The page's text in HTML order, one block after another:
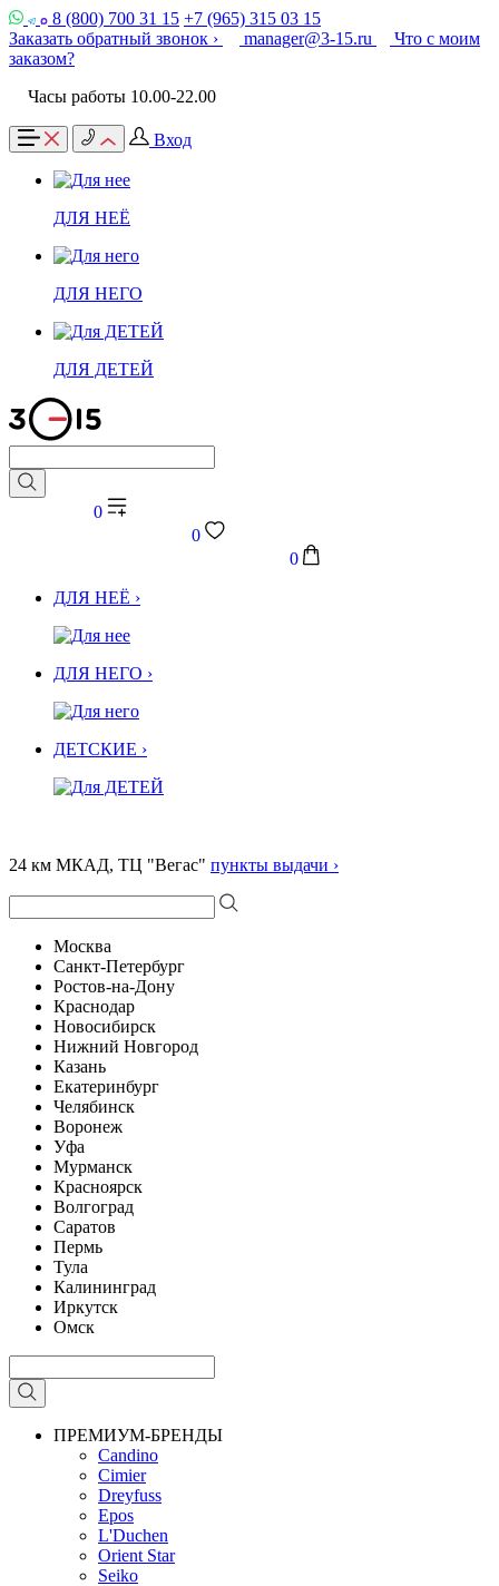
8 (800) 700 31 15 +7 (965) 315 03 15
Заказать обратный звонок ›
manager@3-15.ru
Что с моим
заказом?
Часы работы 10.00-22.00
Вход
ДЛЯ НЕЁ
ДЛЯ НЕГО
ДЛЯ ДЕТЕЙ
0
0
0
ДЛЯ НЕЁ ›
ДЛЯ НЕГО ›
ДЕТСКИЕ ›
24 км МКАД, ТЦ "Вегас" пункты выдачи ›
Москва
Санкт-Петербург
Ростов-на-Дону
Краснодар
Новосибирск
Нижний Новгород
Казань
Екатеринбург
Челябинск
Воронеж
Уфа
Мурманск
Красноярск
Волгоград
Саратов
Пермь
Тула
Калининград
Иркутск
Омск
ПРЕМИУМ-БРЕНДЫ
Candino
Cimier
Dreyfuss
Epos
L'Duchen
Orient Star
Seiko